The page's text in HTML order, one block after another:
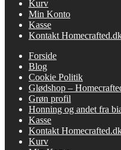
Kurv
Min Konto
Kasse
Kontakt
Forside
Blog
Cookie Politik
Glødshop –
Grøn profil
Honning og andet fra
Kasse
Kontakt
Kurv